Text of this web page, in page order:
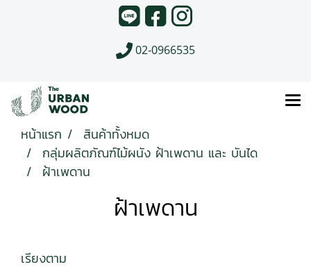
02-0966535
หน้าแรก
สินค้าทั้งหมด
กลุ่มผลิตภัณฑ์ไม้ผนัง ฝ้าเพดาน และ บันได
ฝ้าเพดาน
ฝ้าเพดาน
เรียงตาม